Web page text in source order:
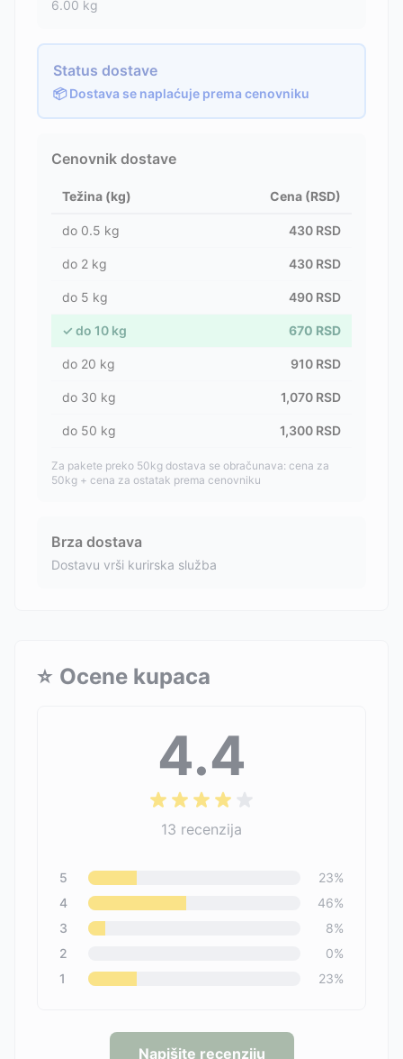
6.00 kg
Status dostave
📦 Dostava se naplaćuje prema cenovniku
Cenovnik dostave
Težina (kg) Cena (RSD)
do 0.5 kg 430 RSD
do 2 kg 430 RSD
do 5 kg 490 RSD
✓ do 10 kg 670 RSD
do 20 kg 910 RSD
do 30 kg 1,070 RSD
do 50 kg 1,300 RSD
Za pakete preko 50kg dostava se obračunava: cena za
50kg + cena za ostatak prema cenovniku
Brza dostava
Dostavu vrši kurirska služba
⭐ Ocene kupaca
4.4
13 recenzija
5 23%
4
46%
3
8%
2
0%
1
23%
Napišite recenziju